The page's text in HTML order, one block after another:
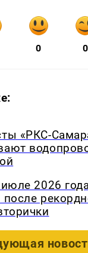
0 0
«РКС-
2026
после